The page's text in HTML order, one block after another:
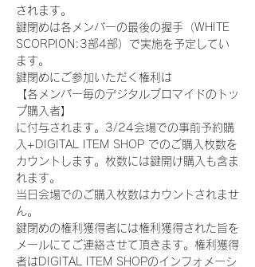
されます。
鍵閉めは各メンバーの最後の握手（WHITE
SCORPION:3部4部）で実施を予定してい
ます。
鍵閉めにご参加いただく権利は
【各メンバー毎のデジタルブロマイドのトッ
プ購入者】
に付与されます。3/24会場での事前予約購
入+DIGITAL ITEM SHOP でのご購入枚数を
カウントします。枚数には鍵開け購入も含ま
れます。
当日会場でのご購入枚数はカウントされませ
ん。
鍵閉めの権利獲得者には権利獲得された旨を
メールにてご連絡させて頂きます。権利獲得
者はDIGITAL ITEM SHOPのインフォメーシ